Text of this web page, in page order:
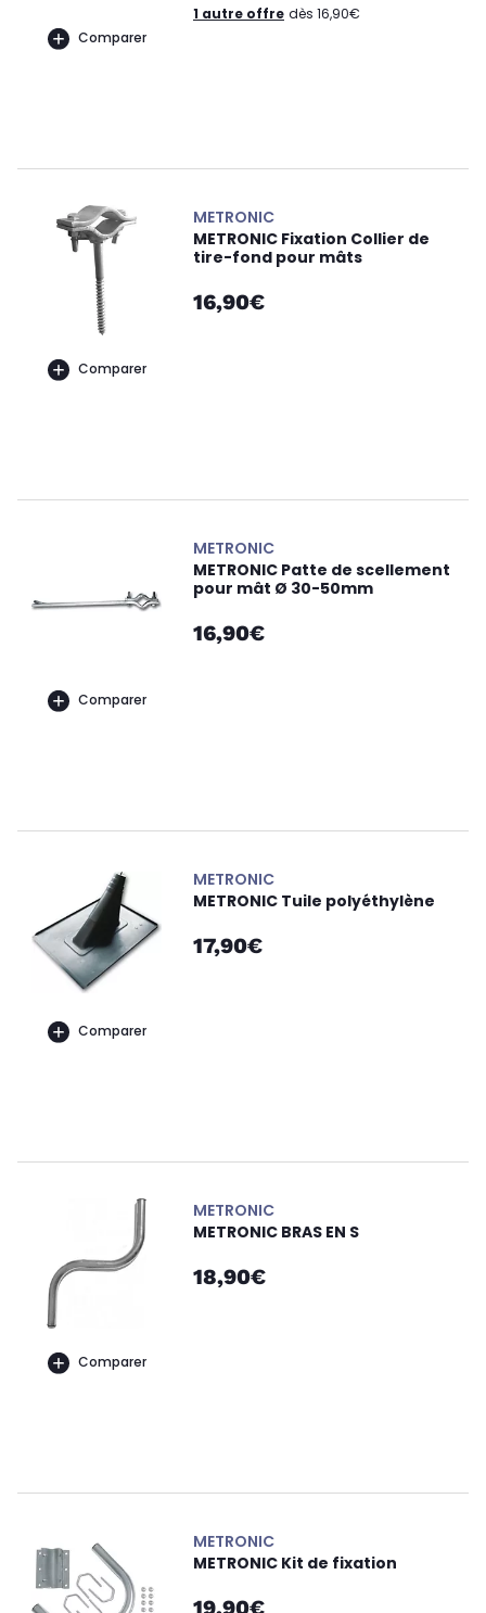
Comparer
1 autre offre dès 16,90€
Comparer
METRONIC
METRONIC Fixation Collier de
tire-fond pour mâts
16,90€
Comparer
METRONIC
METRONIC Patte de scellement
pour mât Ø 30-50mm
16,90€
Comparer
METRONIC
METRONIC Tuile polyéthylène
17,90€
Comparer
METRONIC
METRONIC BRAS EN S
18,90€
METRONIC
METRONIC Kit de fixation
19,90€